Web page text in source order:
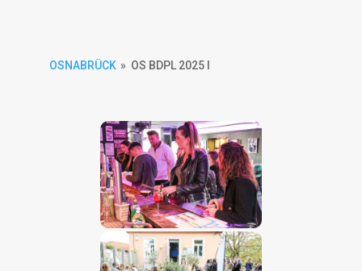
OSNABRÜCK » OS BDPL 2025 I